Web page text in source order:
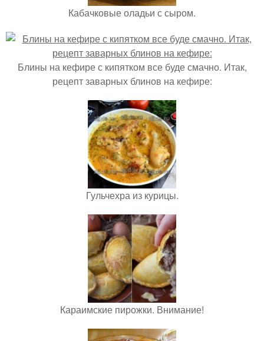
Кабачковые оладьи с сыром.
Блины на кефире с кипятком все буде смачно. Итак,
рецепт заварных блинов на кефире:
Гульчехра из курицы.
Караимские пирожки. Внимание!